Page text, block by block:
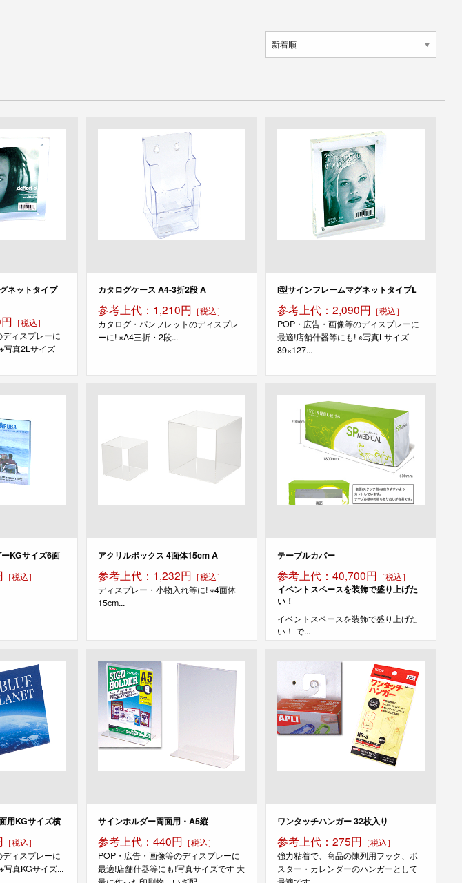
ネットタイプ
［税込］
ィスプレーに
写真2Lサイズ
カタログケース A4-3折2段 A
参考上代：1,210円 ［税込］
カタログ・パンフレットのディスプレ
ーに! ※A4三折・2段...
I型サインフレームマグネットタイプL
参考上代：2,090円 ［税込］
POP・広告・画像等のディスプレーに
最適!店舗什器等にも! ※写真Lサイズ
89×127...
KGサイズ6面
［税込］
アクリルボックス 4面体15cm A
参考上代：1,232円 ［税込］
ディスプレー・小物入れ等に! ※4面体
15cm...
テーブルカバー
参考上代：40,700円 ［税込］
イベントスペースを装飾で盛り上げた
い！
イベントスペースを装飾で盛り上げた
い！ で...
用KGサイズ横
［税込］
ィスプレーに
写真KGサイズ...
サインホルダー両面用・A5縦
参考上代：440円 ［税込］
POP・広告・画像等のディスプレーに
最適!店舗什器等にも!写真サイズです 大
ワンタッチハンガー 32枚入り
参考上代：275円 ［税込］
強力粘着で、商品の陳列用フック、ポ
スター・カレンダーのハンガーとして